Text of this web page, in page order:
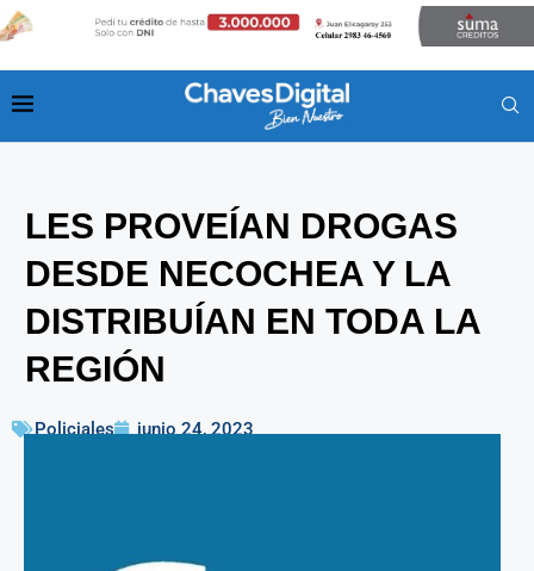
LES PROVEÍAN DROGAS
DESDE NECOCHEA Y LA
DISTRIBUÍAN EN TODA LA
REGIÓN
Policiales junio 24, 2023